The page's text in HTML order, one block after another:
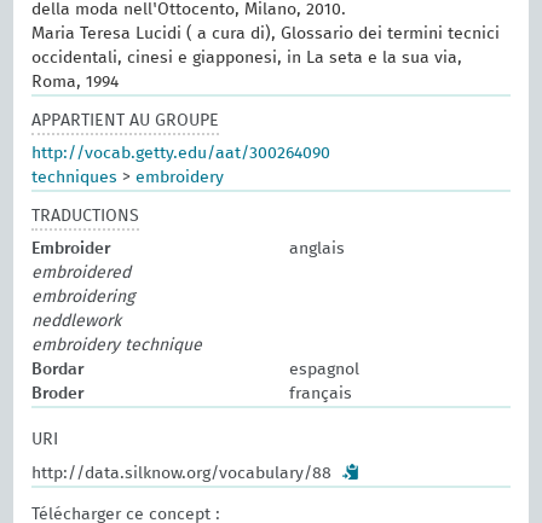
della moda nell'Ottocento, Milano, 2010.
Maria Teresa Lucidi ( a cura di), Glossario dei termini tecnici
occidentali, cinesi e giapponesi, in La seta e la sua via,
Roma, 1994
APPARTIENT AU GROUPE
http://vocab.getty.edu/aat/300264090
techniques >embroidery
TRADUCTIONS
Embroider
anglais
embroidered
embroidering
neddlework
embroidery technique
Bordar
espagnol
Broder
français
URI
http://data.silknow.org/vocabulary/88
Télécharger ce concept :